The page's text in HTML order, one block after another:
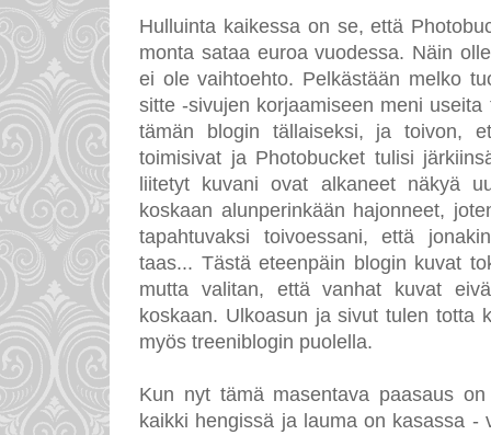
Hulluinta kaikessa on se, että
monta sataa euroa vuodessa. Näin
ei ole vaihtoehto. Pelkästään melko
sitte -sivujen korjaamiseen meni
tämän blogin tällaiseksi, ja toivon,
toimisivat ja Photobucket tulisi
liitetyt kuvani ovat alkaneet näkyä
koskaan alunperinkään hajonneet,
tapahtuvaksi toivoessani, että
taas... Tästä eteenpäin blogin kuvat
mutta valitan, että vanhat kuvat
koskaan. Ulkoasun ja sivut tulen totta
myös treeniblogin puolella.
Kun nyt tämä masentava paasaus
kaikki hengissä ja lauma on kasassa -